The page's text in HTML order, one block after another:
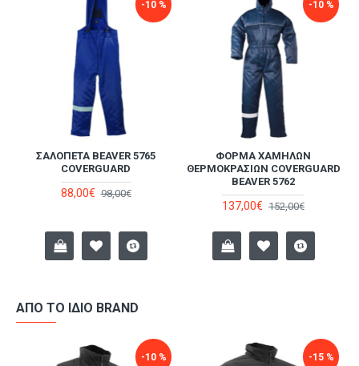
ΣΑΛΟΠΈΤΑ BEAVER 5765
COVERGUARD
88,00€ 98,00€
ΦΌΡΜΑ ΧΑΜΗΛΏΝ
ΘΕΡΜΟΚΡΑΣΙΏΝ COVERGUARD
BEAVER 5762
137,00€ 152,00€
ΑΠΌ ΤΟ ΊΔΙΟ BRAND
-10 % -15 %